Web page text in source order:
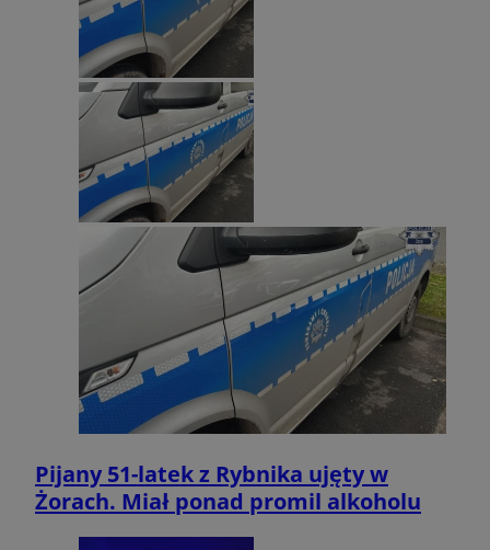
Pijany 51-latek z Rybnika ujęty w
Żorach. Miał ponad promil alkoholu